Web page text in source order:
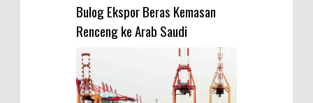
Bulog Ekspor Beras Kemasan
Renceng ke Arab Saudi